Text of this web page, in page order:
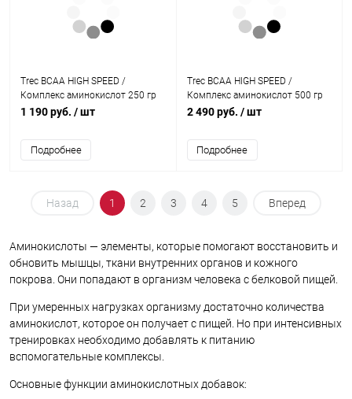
Trec BCAA HIGH SPEED /
Комплекс аминокислот 250 гр
1 190 руб. / шт
Подробнее
Trec BCAA HIGH SPEED /
Комплекс аминокислот 500 гр
2 490 руб. / шт
Подробнее
Назад 1 2 3 4 5 Вперед
Аминокислоты — элементы, которые помогают восстановить и
обновить мышцы, ткани внутренних органов и кожного
покрова. Они попадают в организм человека с белковой пищей.
При умеренных нагрузках организму достаточно количества
аминокислот, которое он получает с пищей. Но при интенсивных
тренировках необходимо добавлять к питанию
вспомогательные комплексы.
Основные функции аминокислотных добавок: